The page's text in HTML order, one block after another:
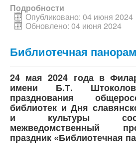
Подробности
Опубликовано: 04 июня 2024
Обновлено: 04 июня 2024
Библиотечная
24 мая 2024 года в
имени Б.Т.
празднования
библиотек и Дня
и культуры
межведомственный
праздник «Библиотечная